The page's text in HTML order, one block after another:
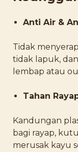
Anti Air &
Tidak
tidak lapuk,
lembap atau
Tahan
Kandungan
bagi rayap,
merusak kayu